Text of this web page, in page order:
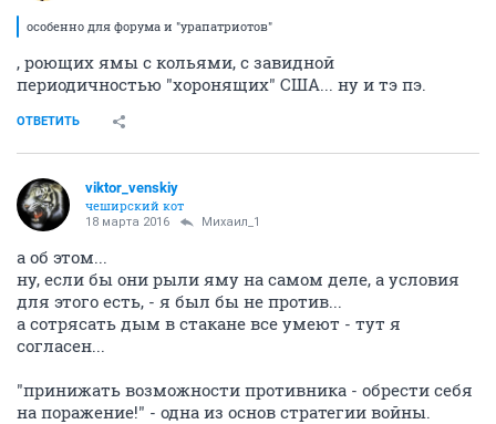
особенно для форума и "урапатриотов"
, роющих ямы с кольями, с завидной
периодичностью "хоронящих" США... ну и тэ пэ.
ОТВЕТИТЬ
viktor_venskiy
чеширский кот
18 марта 2016 Михаил_1
а об этом...
ну, если бы они рыли яму на самом деле, а условия
для этого есть, - я был бы не против...
а сотрясать дым в стакане все умеют - тут я
согласен...
"принижать возможности противника - обрести себя
на поражение!" - одна из основ стратегии войны.